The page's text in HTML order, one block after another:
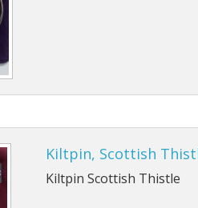
Kiltpin, Scottish
Kiltpin Scottish Thistle